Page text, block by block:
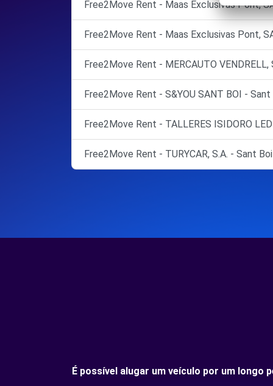
Free2Move Rent - Maas Exclusivas Pont,
Free2Move Rent - Maas Exclusivas Pont,
Free2Move Rent - MERCAUTO VENDRELL,
Free2Move Rent - S&YOU SANT BOI -
Free2Move Rent - TALLERES ISIDORO
Free2Move Rent - TURYCAR, S.A. - Sant
É possível alugar um veículo por um longo